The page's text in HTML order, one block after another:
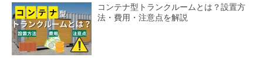
コンテナ型トランクルームとは？設置方
法・費用・注意点を解説